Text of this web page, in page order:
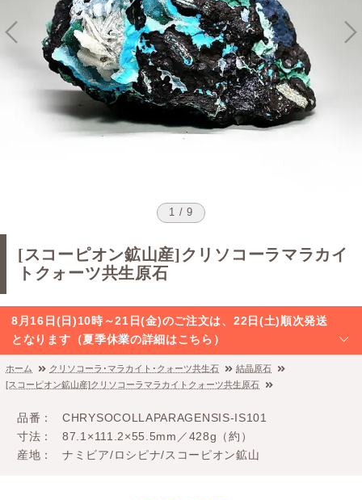
1 / 9
[スコーピオン鉱山産]クリソコーラマラカイ
トクォーツ共生原石
8月16日(日)10時～21日(金)のご注文は、22日(土)順次発送
となります（夏季休業の詳細はこちら）
ホーム クリソコーラ･マラカイト･クォーツ共生石
結晶原石
[スコーピオン鉱山産]クリソコーラマラカイトクォーツ共生原石
品番
CHRYSOCOLLAPARAGENSIS-IS101
寸法
87.1×111.2×55.5mm／428g（約）
産地
ナミビア/ロシピナ/スコーピオン鉱山